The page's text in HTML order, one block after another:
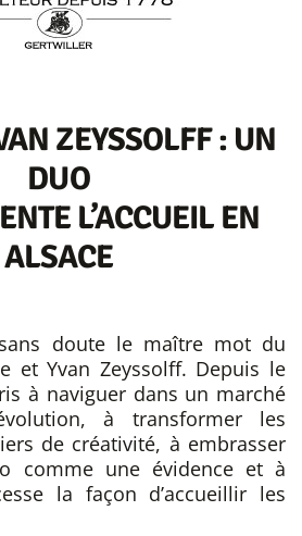
ZEYSSOLFF : UN
DUO
L’ACCUEIL EN
ALSACE
doute le maître mot du
et Yvan Zeyssolff. Depuis le
à naviguer dans un marché
à transformer les
de créativité, à embrasser
comme une évidence et à
la façon d’accueillir les